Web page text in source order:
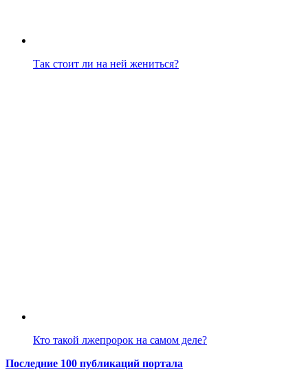
Так стоит ли на ней жениться?
Кто такой лжепророк на самом деле?
Последние 100 публикаций портала